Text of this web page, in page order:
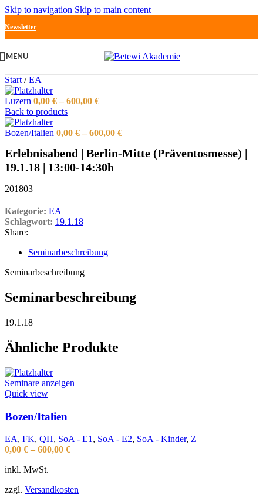
Skip to navigation Skip to main content
Newsletter
MENU
Start / EA
Luzern 0,00 € – 600,00 €
Back to products
Bozen/Italien 0,00 € – 600,00 €
Erlebnisabend | Berlin-Mitte (Präventosmesse) |
19.1.18 | 13:00-14:30h
201803
Kategorie: EA
Schlagwort: 19.1.18
Share:
Seminarbeschreibung
Seminarbeschreibung
Seminarbeschreibung
19.1.18
Ähnliche Produkte
Seminare anzeigen
Quick view
Bozen/Italien
EA, FK, QH, SoA - E1, SoA - E2, SoA - Kinder, Z
0,00 € – 600,00 €
inkl. MwSt.
zzgl. Versandkosten